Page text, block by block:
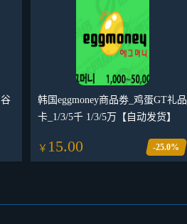
韩国eggmoney商品劵_鸡蛋GT礼品
卡_1/3/5千 1/3/5万【自动发货】
￥ 15.00 -25.0%